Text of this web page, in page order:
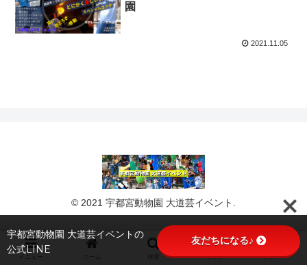
園
2021.11.05
© 2021 宇都宮動物園 大道芸イベント.
トップ サイドバー
宇都宮動物園 大道芸イベントの
公式LINE
友だちになる♪